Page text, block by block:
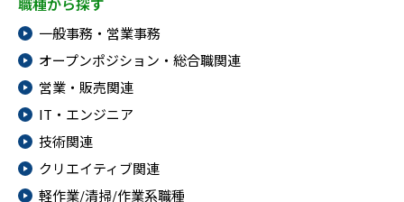
一般事務・営業事務
オープンポジション・総合職関連
営業・販売関連
IT・エンジニア
技術関連
クリエイティブ関連
軽作業/清掃/作業系職種
ご利用ガイド
メニューを閉じる